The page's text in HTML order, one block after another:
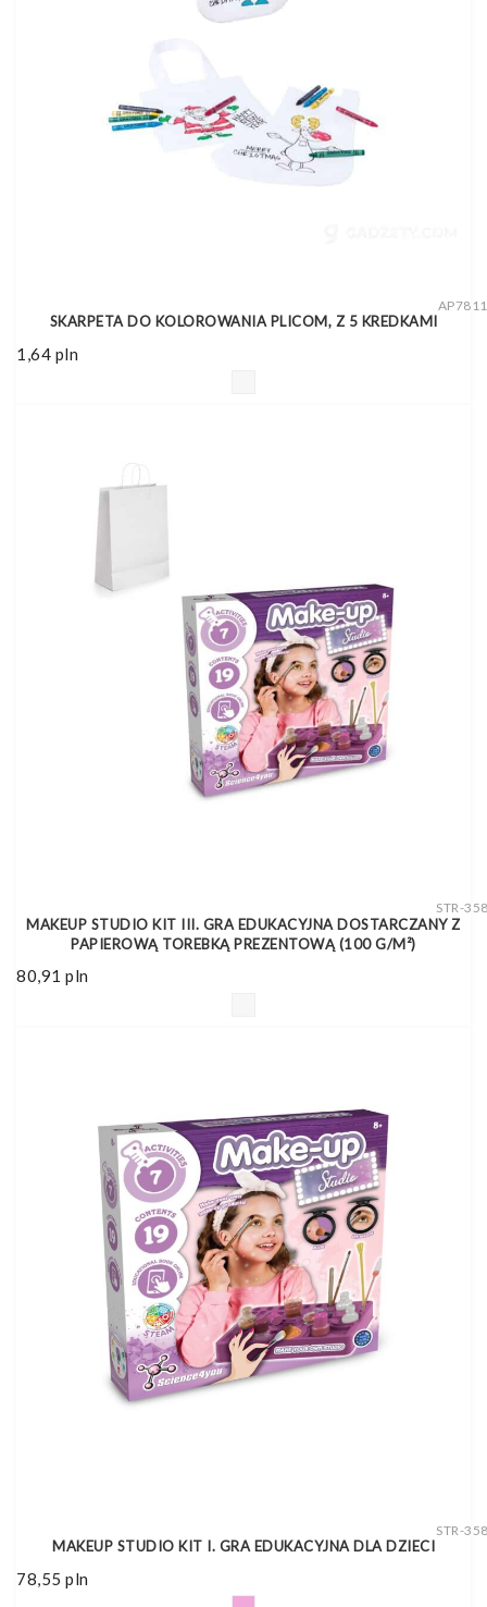
SKARPETA DO KOLOROWANIA PLICOM, Z 5 KREDKAMI
1,64 pln
STR-
MAKEUP STUDIO KIT III. GRA EDUKACYJNA DOSTARCZANY Z
PAPIEROWĄ TOREBKĄ PREZENTOWĄ (100 G/M²)
80,91 pln
STR-
MAKEUP STUDIO KIT I. GRA EDUKACYJNA DLA DZIECI
78,55 pln